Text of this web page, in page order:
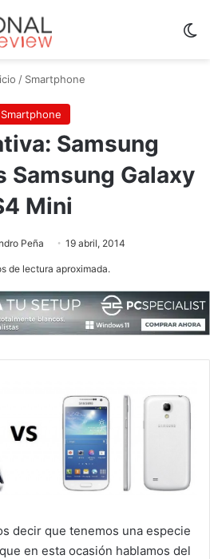
/ Smartphone
Smartphone
Samsung
Samsung Galaxy
Mini
Peña 19 abril, 2014
de lectura aproximada.
decir que tenemos una especie
en esta ocasión hablamos del